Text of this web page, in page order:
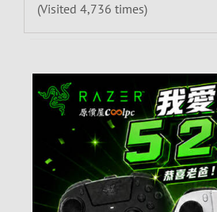
(Visited 4,736 times)